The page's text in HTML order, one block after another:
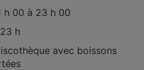
h 00 à 23 h 00
h
avec boissons